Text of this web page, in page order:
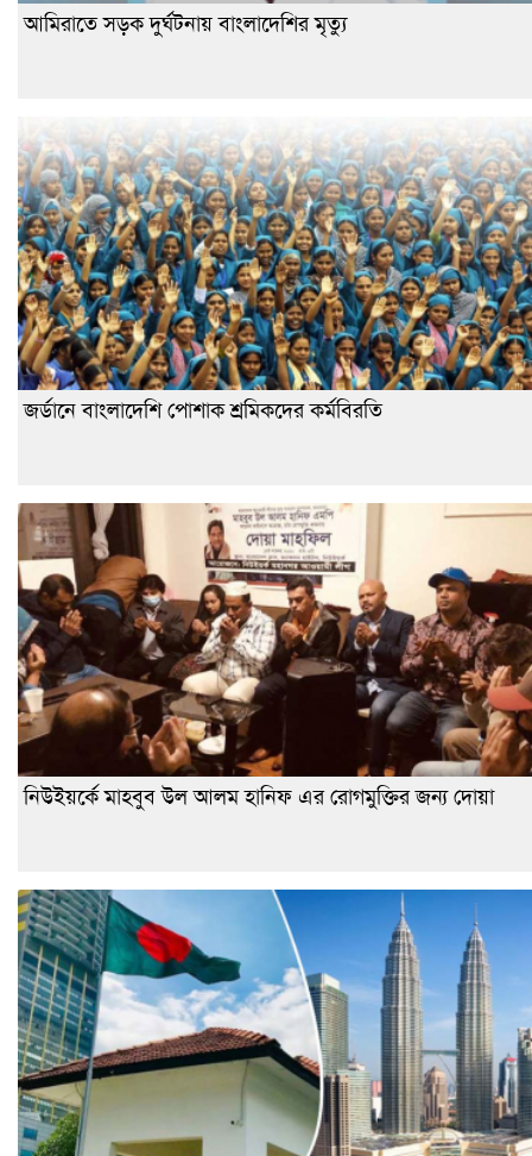
আমিরাতে সড়ক দুর্ঘটনায় বাংলাদেশির মৃত্যু
জর্ডানে বাংলাদেশি পোশাক শ্রমিকদের কর্মবিরতি
নিউইয়র্কে মাহবুব উল আলম হানিফ এর রোগমুক্তির জন্য দোয়া